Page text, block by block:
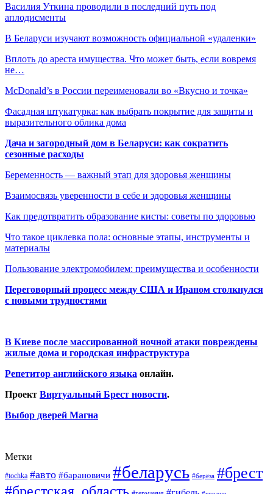
Василия Уткина проводили в последний путь под
аплодисменты
В Беларуси изучают возможность официальной «удаленки»
Вплоть до ареста имущества. Что может быть, если вовремя
не…
McDonald’s в России переименовали во «Вкусно и точка»
Фасадная штукатурка: как выбрать покрытие для защиты и
выразительного облика дома
Дача и загородный дом в Беларуси: как сократить
сезонные расходы
Беременность — важный этап для здоровья женщины
Взаимосвязь уверенности в себе и здоровья женщины
Как предотвратить образование кисты: советы по здоровью
Что такое циклевка пола: основные этапы, инструменты и
материалы
Пользование электромобилем: преимущества и особенности
Переговорный процесс между США и Ираном столкнулся
с новыми трудностями
В Киеве после массированной ночной атаки повреждены
жилые дома и городская инфраструктура
Репетитор английского языка онлайн.
Проект Виртуальный Брест новости.
Выбор дверей Магна
Метки
#tochka #авто #барановичи #беларусь #берёза #брест
#брестская_область